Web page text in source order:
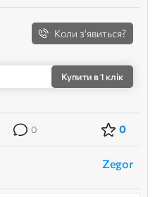
Коли з'явиться?
Купити в 1 клік
0 0
Zegor